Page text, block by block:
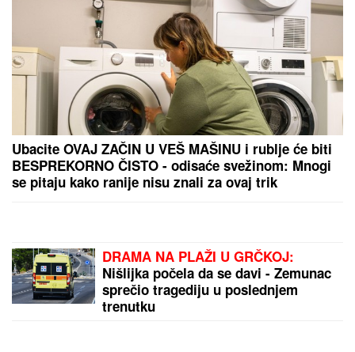
Ubacite OVAJ ZAČIN U VEŠ MAŠINU i rublje će biti
BESPREKORNO ČISTO - odisaće svežinom: Mnogi
se pitaju kako ranije nisu znali za ovaj trik
DRAMA NA PLAŽI U GRČKOJ:
Nišlijka počela da se davi - Zemunac
sprečio tragediju u poslednjem
trenutku